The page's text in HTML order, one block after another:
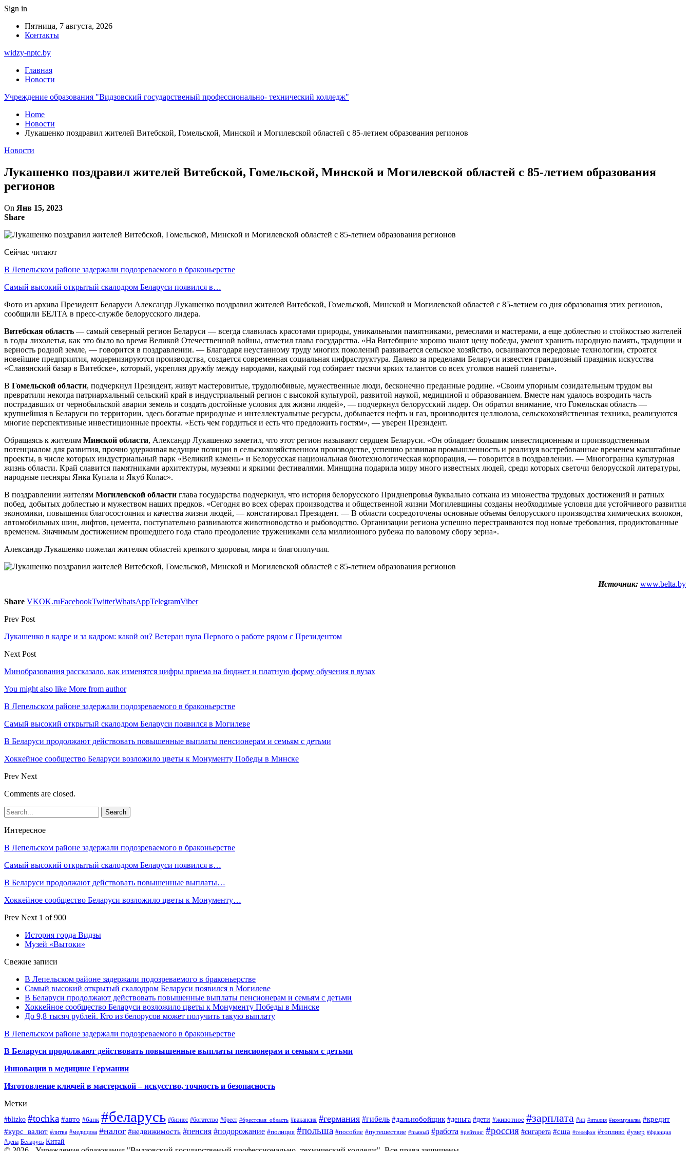
Sign in
Пятница, 7 августа, 2026
Контакты
widzy-nptc.by
Главная
Новости
Учреждение образования "Видзовский государственый профессионально- технический колледж"
Home
Новости
Лукашенко поздравил жителей Витебской, Гомельской, Минской и Могилевской областей с 85-летием образования регионов
Новости
Лукашенко поздравил жителей Витебской, Гомельской, Минской и Могилевской областей с 85-летием образования
регионов
On Янв 15, 2023
Share
Сейчас читают
В Лепельском районе задержали подозреваемого в браконьерстве
Самый высокий открытый скалодром Беларуси появился в…
Фото из архива Президент Беларуси Александр Лукашенко поздравил жителей Витебской, Гомельской, Минской и Могилевской областей с 85-летием со дня образования этих регионов,
сообщили БЕЛТА в пресс-службе белорусского лидера.
Витебская область — самый северный регион Беларуси — всегда славилась красотами природы, уникальными памятниками, ремеслами и мастерами, а еще доблестью и стойкостью жителей
в годы лихолетья, как это было во время Великой Отечественной войны, отметил глава государства. «На Витебщине хорошо знают цену победы, умеют хранить народную память, традиции и
верность родной земле, — говорится в поздравлении. — Благодаря неустанному труду многих поколений развивается сельское хозяйство, осваиваются передовые технологии, строятся
новейшие предприятия, модернизируются производства, создается современная социальная инфраструктура. Далеко за пределами Беларуси известен грандиозный праздник искусства
«Славянский базар в Витебске», который, укрепляя дружбу между народами, каждый год собирает тысячи ярких талантов со всех уголков нашей планеты».
В Гомельской области, подчеркнул Президент, живут мастеровитые, трудолюбивые, мужественные люди, бесконечно преданные родине. «Своим упорным созидательным трудом вы
превратили некогда патриархальный сельский край в индустриальный регион с высокой культурой, развитой наукой, медициной и образованием. Вместе нам удалось возродить часть
пострадавших от чернобыльской аварии земель и создать достойные условия для жизни людей», — подчеркнул белорусский лидер. Он обратил внимание, что Гомельская область —
крупнейшая в Беларуси по территории, здесь богатые природные и интеллектуальные ресурсы, добывается нефть и газ, производится целлюлоза, сельскохозяйственная техника, реализуются
многие перспективные инвестиционные проекты. «Есть чем гордиться и есть что предложить гостям», — уверен Президент.
Обращаясь к жителям Минской области, Александр Лукашенко заметил, что этот регион называют сердцем Беларуси. «Он обладает большим инвестиционным и производственным
потенциалом для развития, прочно удерживая ведущие позиции в сельскохозяйственном производстве, успешно развивая промышленность и реализуя востребованные временем масштабные
проекты, в числе которых индустриальный парк «Великий камень» и Белорусская национальная биотехнологическая корпорация, — говорится в поздравлении. — Многогранна культурная
жизнь области. Край славится памятниками архитектуры, музеями и яркими фестивалями. Минщина подарила миру много известных людей, среди которых светочи белорусской литературы,
народные песняры Янка Купала и Якуб Колас».
В поздравлении жителям Могилевской области глава государства подчеркнул, что история белорусского Приднепровья буквально соткана из множества трудовых достижений и ратных
побед, добытых доблестью и мужеством наших предков. «Сегодня во всех сферах производства и общественной жизни Могилевщины созданы необходимые условия для устойчивого развития
экономики, повышения благосостояния и качества жизни людей, — констатировал Президент. — В области сосредоточены основные объемы белорусского производства химических волокон,
автомобильных шин, лифтов, цемента, поступательно развиваются животноводство и рыбоводство. Организации региона успешно перестраиваются под новые требования, продиктованные
временем. Значимым достижением прошедшего года стало преодоление тружениками села миллионного рубежа по валовому сбору зерна».
Александр Лукашенко пожелал жителям областей крепкого здоровья, мира и благополучия.
Источник: www.belta.by
Share VKOK.ruFacebookTwitterWhatsAppTelegramViber
Prev Post
Лукашенко в кадре и за кадром: какой он? Ветеран пула Первого о работе рядом с Президентом
Next Post
Минобразования рассказало, как изменятся цифры приема на бюджет и платную форму обучения в вузах
You might also like More from author
В Лепельском районе задержали подозреваемого в браконьерстве
Самый высокий открытый скалодром Беларуси появился в Могилеве
В Беларуси продолжают действовать повышенные выплаты пенсионерам и семьям с детьми
Хоккейное сообщество Беларуси возложило цветы к Монументу Победы в Минске
Prev Next
Comments are closed.
Интересное
В Лепельском районе задержали подозреваемого в браконьерстве
Самый высокий открытый скалодром Беларуси появился в…
В Беларуси продолжают действовать повышенные выплаты…
Хоккейное сообщество Беларуси возложило цветы к Монументу…
Prev Next 1 of 900
История горда Видзы
Музей «Вытоки»
Свежие записи
В Лепельском районе задержали подозреваемого в браконьерстве
Самый высокий открытый скалодром Беларуси появился в Могилеве
В Беларуси продолжают действовать повышенные выплаты пенсионерам и семьям с детьми
Хоккейное сообщество Беларуси возложило цветы к Монументу Победы в Минске
До 9,8 тысяч рублей. Кто из белорусов может получить такую выплату
В Лепельском районе задержали подозреваемого в браконьерстве
В Беларуси продолжают действовать повышенные выплаты пенсионерам и семьям с детьми
Инновации в медицине Германии
Изготовление ключей в мастерской – искусство, точность и безопасность
Метки
#blizko #tochka #авто #банк #беларусь #бизнес #богатство #брест #брестская_область #вакансия #германия #гибель #дальнобойщик #деньга #дети #животное #зарплата #ип #италия #коммуналка #кредит
#курс_валют #литва #медицина #налог #недвижимость #пенсия #подорожание #полиция #польша #пособие #путешествие #пьяный #работа #рейтинг #россия #сигарета #сша #телефон #топливо #умер #франция
#цена Беларусь Китай